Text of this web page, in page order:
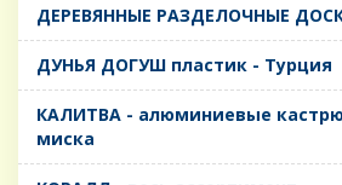
ДЕРЕВЯННЫЕ РАЗДЕЛОЧНЫЕ
ДУНЬЯ ДОГУШ пластик - Турция
КАЛИТВА - алюминиевые
миска